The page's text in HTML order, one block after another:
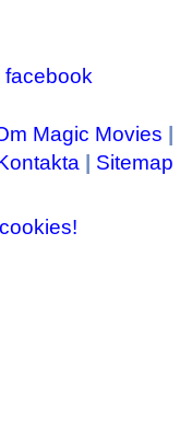
Magic Movies
Sitemap